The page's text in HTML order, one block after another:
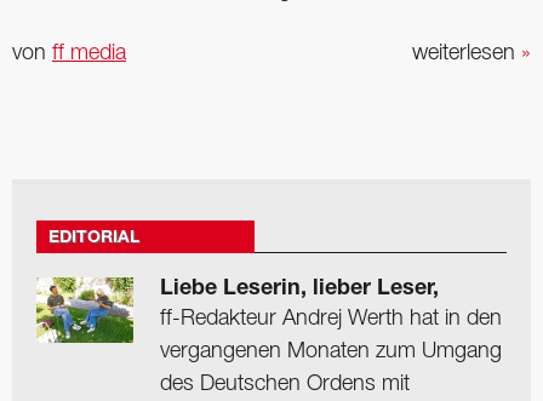
weiterlesen »
von ff media
EDITORIAL
Liebe Leserin, lieber Leser,
ff-Redakteur Andrej Werth hat in den
vergangenen Monaten zum Umgang
des Deutschen Ordens mit